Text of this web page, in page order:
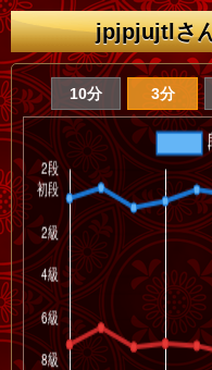
jpjpjujtlさ
10分 3分